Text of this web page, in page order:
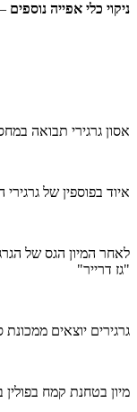
ניקוי כלי אפייה נוספים
אסון גרגירי תבואה
איוד בפוספין של
לאחר המיון הגס של
"גז דרייר"
גרגירים יוצאים ממכונת
מיון בטחנת קמח בפולין